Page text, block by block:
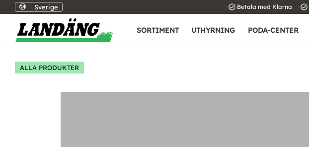
Sverige task_alt Betala med Klarna task_alt
SORTIMENT UTHYRNING PODA-CENTER
ALLA PRODUKTER